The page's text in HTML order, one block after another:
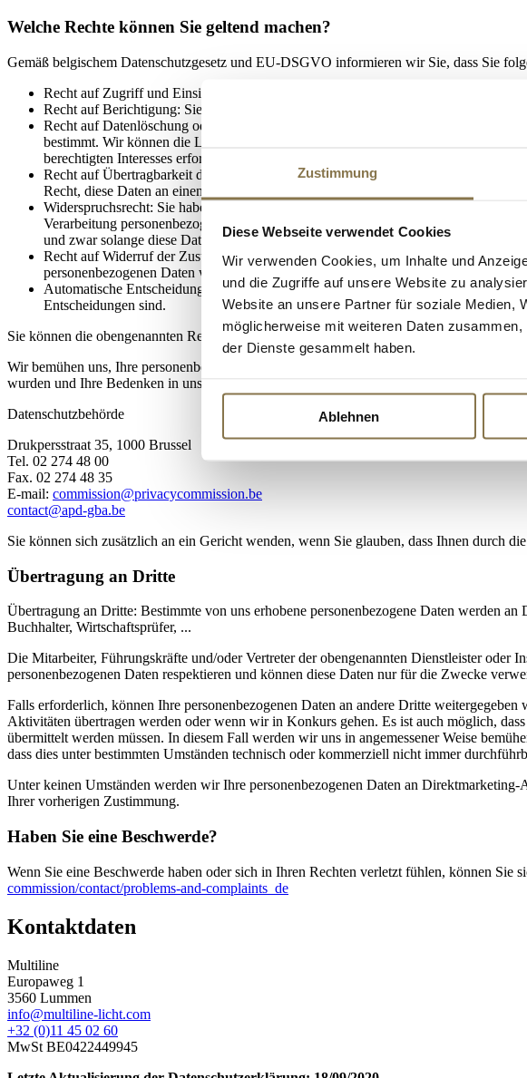
Zustimmung
Diese Webseite verwendet Cookies
Wir verwenden Cookies, um Inhalte und
und die Zugriffe auf unsere Website zu
Website an unsere Partner für soziale Medien,
möglicherweise mit weiteren Daten
der Dienste gesammelt haben.
Ablehnen
Welche Rechte können Sie geltend machen?
Gemäß belgischem Datenschutzgesetz und EU-DSGVO informieren wir Sie, dass Sie
Recht auf Zugriff und Einsicht: Sie haben das Recht, kostenlos die Informationen,
Recht auf Berichtigung: Sie haben das Recht auf Berichtigung (Korrektur) Ihrer
Recht auf Datenlöschung oder -beschränkung: Sie haben das Recht, von uns die
bestimmt. Wir können die Löschung oder Beschränkung von personenbezogenen
berechtigten Interesses erforderlich sind, und zwar solange, wie diese Daten für die
Recht auf Übertragbarkeit der Daten: Sie haben das Recht, die von Ihnen
Recht, diese Daten an einen anderen Verantwortlichen zu übertragen.
Widerspruchsrecht: Sie haben das Recht, der Verarbeitung Ihrer
Verarbeitung personenbezogener Daten, die zur Erfüllung einer gesetzlichen
und zwar solange diese Daten für die Zwecke, für die sie erhoben wurden,
Recht auf Widerruf der Zustimmung: Wenn die Verarbeitung personenbezogener
personenbezogenen Daten werden dann nur noch verarbeitet, wenn wir eine andere
Automatische Entscheidungen und Profilerstellung: Wir bestätigen, dass die
Entscheidungen sind.
Sie können die obengenannten Rechte ausüben, indem Sie sich aninfo@multiline-
Wir bemühen uns, Ihre personenbezogenen Daten sorgfältig und rechtmäßig in
wurden und Ihre Bedenken in unserem Unternehmen nicht berücksichtigt werden, steht es
Datenschutzbehörde
Drukpersstraat 35, 1000 Brussel
Tel. 02 274 48 00
Fax. 02 274 48 35
E-mail: commission@privacycommission.be
contact@apd-gba.be
Sie können sich zusätzlich an ein Gericht wenden, wenn Sie glauben, dass Ihnen durch
Übertragung an Dritte
Übertragung an Dritte: Bestimmte von uns erhobene personenbezogene Daten werden
Buchhalter, Wirtschaftsprüfer, ...
Die Mitarbeiter, Führungskräfte und/oder Vertreter der obengenannten Dienstleister oder
personenbezogenen Daten respektieren und können diese Daten nur für die Zwecke
Falls erforderlich, können Ihre personenbezogenen Daten an andere Dritte
Aktivitäten übertragen werden oder wenn wir in Konkurs gehen. Es ist auch möglich,
übermittelt werden müssen. In diesem Fall werden wir uns in angemessener Weise
dass dies unter bestimmten Umständen technisch oder kommerziell nicht immer
Unter keinen Umständen werden wir Ihre personenbezogenen Daten an
Ihrer vorherigen Zustimmung.
Haben Sie eine Beschwerde?
Wenn Sie eine Beschwerde haben oder sich in Ihren Rechten verletzt fühlen, können Sie
commission/contact/problems-and-complaints_de
Kontaktdaten
Multiline
Europaweg 1
3560 Lummen
info@multiline-licht.com
+32 (0)11 45 02 60
MwSt BE0422449945